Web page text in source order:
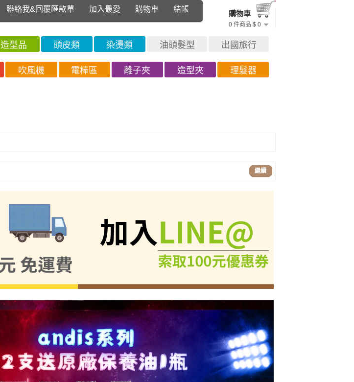
購物車
0 件商品 $ 0
聯絡我&回覆匯款單 加入最愛 購物車 結帳
造型品 頭皮類 染燙類 油頭髮型
出國旅行
吹風機 電棒區 離子夾 造型夾 理髮器
繼續